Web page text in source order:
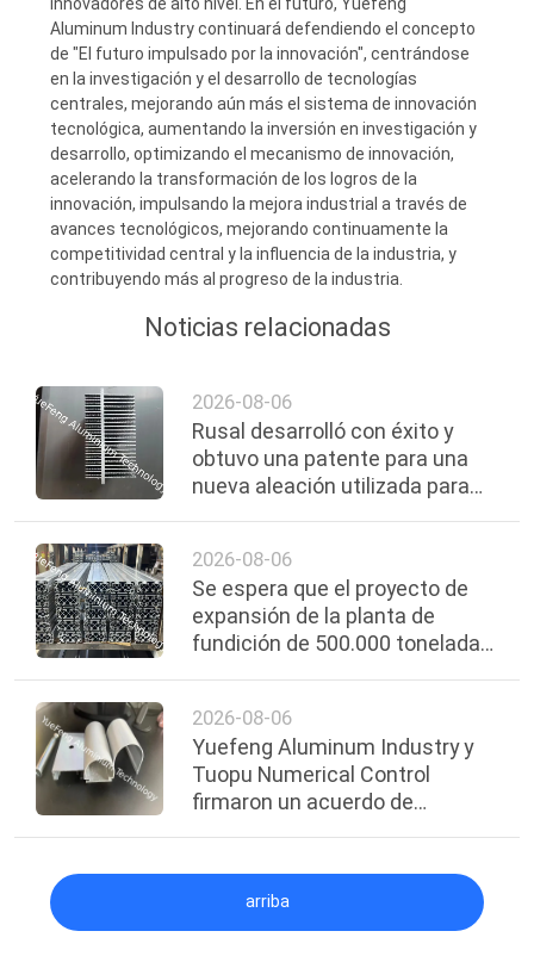
Aluminum Industry continuará defendiendo el concepto
de "El futuro impulsado por la innovación", centrándose
en la investigación y el desarrollo de tecnologías
centrales, mejorando aún más el sistema de innovación
tecnológica, aumentando la inversión en investigación y
desarrollo, optimizando el mecanismo de innovación,
acelerando la transformación de los logros de la
innovación, impulsando la mejora industrial a través de
avances tecnológicos, mejorando continuamente la
competitividad central y la influencia de la industria, y
contribuyendo más al progreso de la industria.
Noticias relacionadas
2026-08-06
Rusal desarrolló con éxito y
obtuvo una patente para una
nueva aleación utilizada para
2026-08-06
Se espera que el proyecto de
expansión de la planta de
fundición de 500.000 toneladas
complete para 2030.
2026-08-06
Yuefeng Aluminum Industry y
Tuopu Numerical Control
firmaron un acuerdo de
arriba